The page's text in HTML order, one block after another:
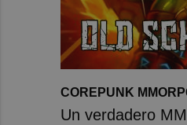
COREPUNK
Un verdadero